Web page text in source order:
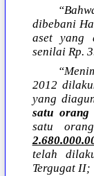
dibebani
aset yang
senilai Rp.
2012
yang
satu orang
satu
telah
Tergugat II;